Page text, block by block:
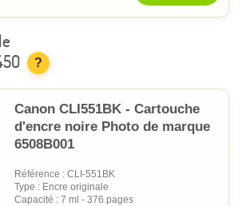
?
Canon CLI551BK - Cartouche
d'encre noire Photo de marque
6508B001
Référence : CLI-551BK
Type : Encre originale
Capacité : 7 ml - 376 pages